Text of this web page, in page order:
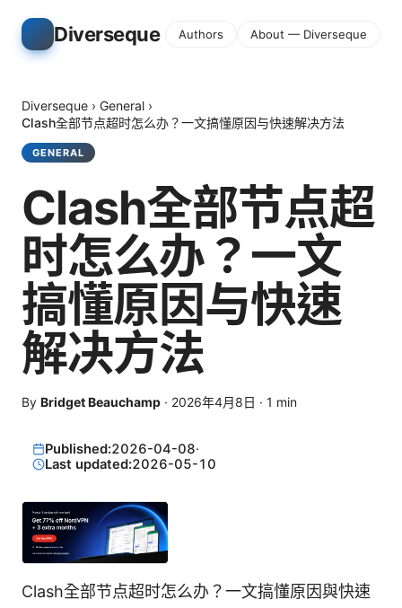
Diverseque Authors About — Diverseque
Diverseque › General ›
Clash全部节点超时怎么办？一文搞懂原因与快速解决方法
GENERAL
Clash全部节点超
时怎么办？一文
搞懂原因与快速
解决方法
By Bridget Beauchamp · 2026年4月8日 · 1 min
Published:2026-04-08·
Last updated:2026-05-10
Clash全部节点超时怎么办？一文搞懂原因與快速